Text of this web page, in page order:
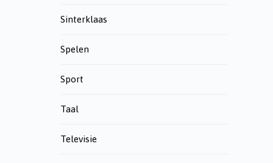
Sinterklaas
Spelen
Sport
Taal
Televisie